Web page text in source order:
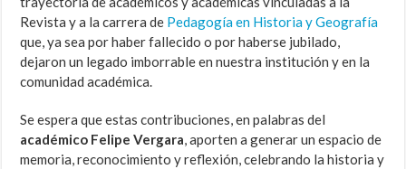
Revista y a la carrera de Pedagogía en Historia y Geografía
que, ya sea por haber fallecido o por haberse jubilado,
dejaron un legado imborrable en nuestra institución y en la
comunidad académica.
Se espera que estas contribuciones, en palabras del
académico Felipe Vergara, aporten a generar un espacio de
memoria, reconocimiento y reflexión, celebrando la historia y